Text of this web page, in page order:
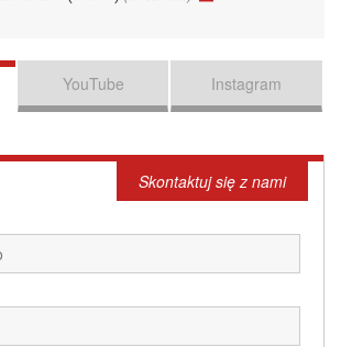
YouTube Instagram
Skontaktuj się z nami